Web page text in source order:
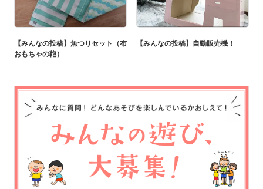
【みんなの投稿】魚つりセット（布
おもちゃの鞄）
【みんなの投稿】自動販売機！